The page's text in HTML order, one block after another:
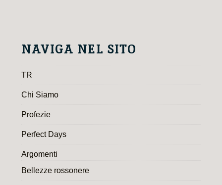
NAVIGA NEL SITO
TR
Chi Siamo
Profezie
Perfect Days
Argomenti
Bellezze rossonere